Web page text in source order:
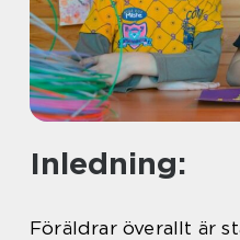
Inledning:
Föräldrar överallt är